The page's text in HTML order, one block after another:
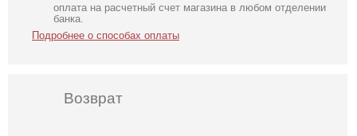
оплата на расчетный счет магазина в любом отделении
банка.
Подробнее о способах оплаты
Возврат